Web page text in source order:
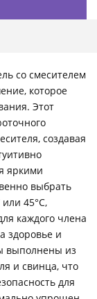
со смесителем
которое
Этот
создавая
яркими
выбрать
45°C,
каждого члена
здоровье и
выполнены из
и свинца, что
для